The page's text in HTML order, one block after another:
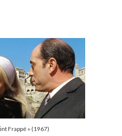
Frappé » (1967)